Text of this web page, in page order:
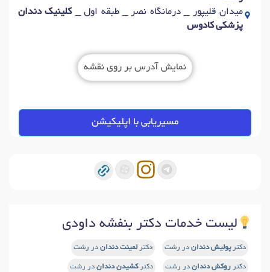
میدان قلیپور _ درمانگاه نصر _ طبقه اول _کلینیک دندان
پزشکی کادوس
نمایش آدرس بر روی نقشه
مسیریابی با اپلیکیشن
لیست خدمات دکتر بنفشه داودی
دکترپولیش دندان در رشت دکتر لمینت دندان در رشت
دکتر روکش دندان در رشت دکترکشیدن دندان در رشت